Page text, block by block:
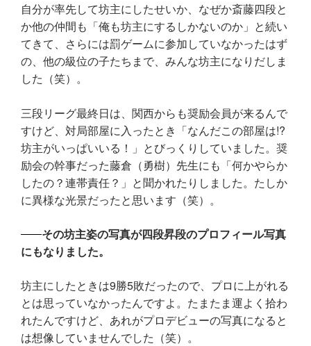
自分が率先して坊主にしたせいか、なぜか斎藤四段と
か他の仲間も「俺も坊主にするしかないのか」と続い
てきて、さらには罰ゲームに参加していなかったはず
の、他の級位の子たちまで、みんな坊主になりだしま
した（笑）。
三段リーグ最終日は、関西からも奨励会員が来るんで
すけど、対局部屋に入ったとき「なんだこの部屋は!?
坊主がいっぱいいる！」とびっくりしていました。奨
励会の幹事だった藤倉（勇樹）先生にも「何かやらか
したの？連帯責任？」と聞かれたりしました。たしか
に異様な光景だったと思います（笑）。
その坊主姿の写真が四段昇段のプロフィール写真
にもなりました。
坊主にしたときは9勝5敗だったので、プロに上がれる
とは思っていなかったんですよ。たまたま運よく拾わ
れたんですけど、あれがプロデビューの写真になると
は想像していませんでした（笑）。